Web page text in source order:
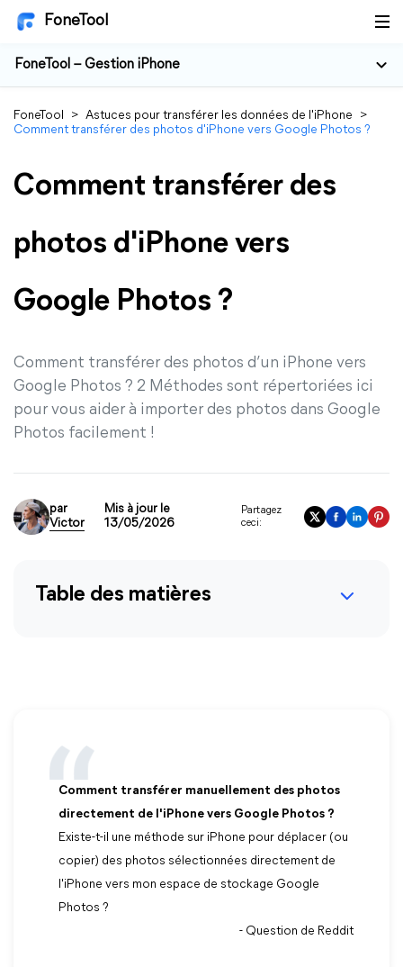
FoneTool
FoneTool – Gestion iPhone
FoneTool > Astuces pour transférer les données de l'iPhone
>
Comment transférer des photos d'iPhone vers Google Photos ?
Comment transférer des
photos d'iPhone vers
Google Photos ?
Comment transférer des photos d’un iPhone vers
Google Photos ? 2 Méthodes sont répertoriées ici
pour vous aider à importer des photos dans Google
Photos facilement !
par
Victor
Mis à jour le
13/05/2026
Partagez
ceci:
Table des matières
Comment transférer manuellement des photos
directement de l'iPhone vers Google Photos ?
Existe-t-il une méthode sur iPhone pour déplacer (ou
copier) des photos sélectionnées directement de
l'iPhone vers mon espace de stockage Google
Photos ?
- Question de Reddit